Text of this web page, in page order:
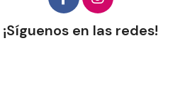
¡Síguenos en las redes!